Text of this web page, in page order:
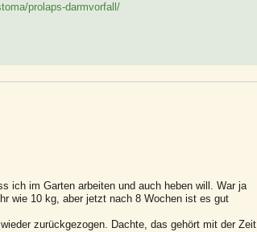
prolaps-darmvorfall/
ich im Garten arbeiten und auch heben will. War ja
wie 10 kg, aber jetzt nach 8 Wochen ist es gut
zurückgezogen. Dachte, das gehört mit der Zeit